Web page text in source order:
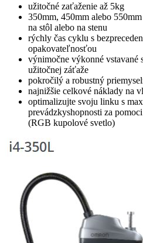
užitočné zaťaženie až 5kg
350mm, 450mm alebo
na stôl alebo na stenu
rýchly čas cyklu s
opakovateľnosťou
výnimočne výkonné vstavané
užitočnej záťaže
pokročilý a robustný
najnižšie celkové náklady na
optimalizujte svoju linku s
prevádzkyshopnosti za
(RGB kupolové svetlo)